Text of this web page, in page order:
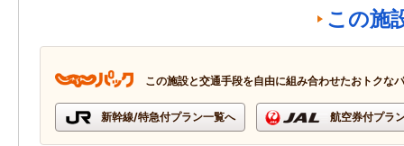
この施
この施設と交通手段を自由に組み合わせたおトクな
新幹線/特急付プラン一覧へ 航空券付プラ